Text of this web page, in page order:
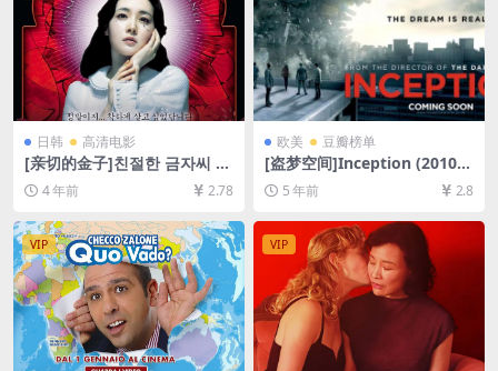
日韩 高清电影
[亲切的金子]친절한 금자씨 (2
005)[百度网盘+夸克网盘+迅
雷云盘资源1080P超清未删减]
[MP4/7.5GB][韩语中字]
4 年前 2.78
欧美 豆瓣榜单
[盗梦空间]Inception (2010)
[百度网盘+迅雷云盘资源1080
P超清未删减][MP4/9.5GB][中
英字幕]
5 年前 2.8
VIP VIP